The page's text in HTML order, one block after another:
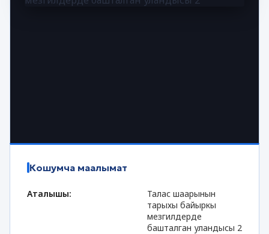
Кошумча маалымат
Аталышы:
Талас шаарынын
тарыхы байыркы
мезгилдерде
башталган уландысы 2